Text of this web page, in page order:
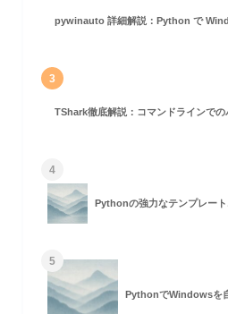
pywinauto 詳細解説：Python で
3
TShark徹底解説：コマンドラインで
4
Pythonの強力なテンプレー
5
PythonでWindowsを